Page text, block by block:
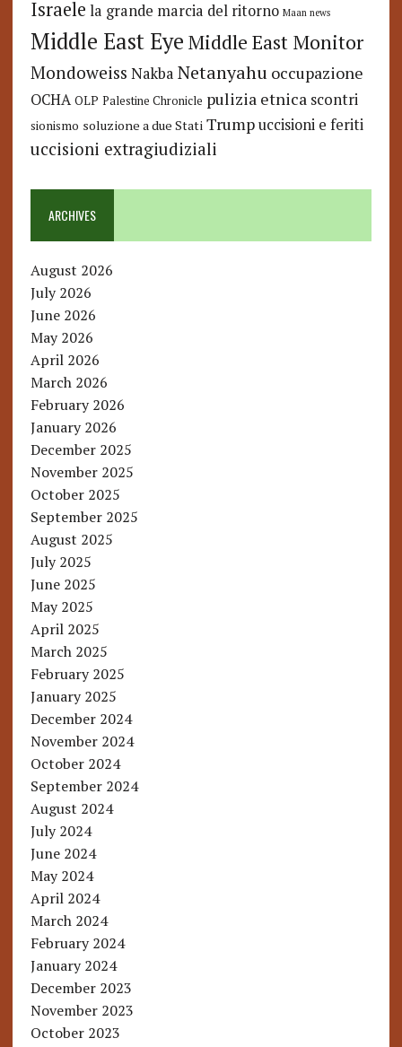
Israele la grande marcia del ritorno Maan news
Middle East Eye Middle East Monitor
Mondoweiss Nakba Netanyahu occupazione
OCHA OLP Palestine Chronicle pulizia etnica scontri
sionismo soluzione a due Stati Trump uccisioni e feriti
uccisioni extragiudiziali
ARCHIVES
August 2026
July 2026
June 2026
May 2026
April 2026
March 2026
February 2026
January 2026
December 2025
November 2025
October 2025
September 2025
August 2025
July 2025
June 2025
May 2025
April 2025
March 2025
February 2025
January 2025
December 2024
November 2024
October 2024
September 2024
August 2024
July 2024
June 2024
May 2024
April 2024
March 2024
February 2024
January 2024
December 2023
November 2023
October 2023